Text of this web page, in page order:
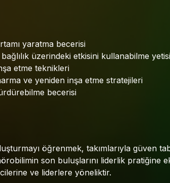
yaratma becerisi
üzerindeki etkisini kullanabilme yetisi
etme teknikleri
ve yeniden inşa etme stratejileri
becerisi
öğrenmek, takımlarıyla güven
son buluşlarını liderlik pratiğine
ve liderlere yöneliktir.